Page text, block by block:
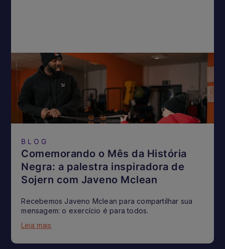
BLOG
Comemorando o Mês da História
Negra: a palestra inspiradora de
Sojern com Javeno Mclean
Recebemos Javeno Mclean para compartilhar sua
mensagem: o exercício é para todos.
Leia mais